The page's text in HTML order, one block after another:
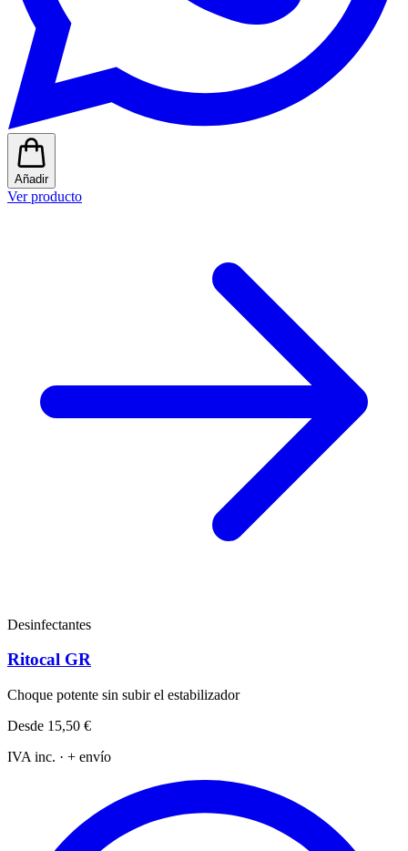
Añadir
Ver producto
Desinfectantes
Ritocal GR
Choque potente sin subir el estabilizador
Desde 15,50 €
IVA inc. · + envío